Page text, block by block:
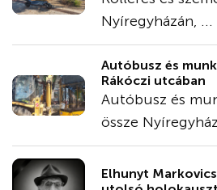
Nyíregyházán, ...
Autóbusz és
Rákóczi utcában
Autóbusz és
össze
Elhunyt